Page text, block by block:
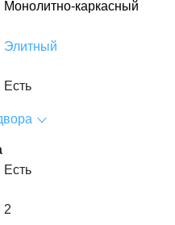
Монолитно-каркасный
Элитный
Есть
Есть
2